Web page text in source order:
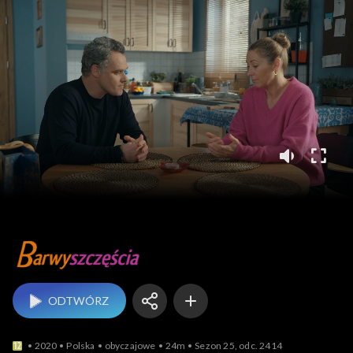
Barwy szczęścia
ODTWÓRZ
2020 Polska obyczajowe 24m Sezon 25, odc. 2414